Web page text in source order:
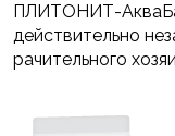
ПЛИТОНИТ-
действительно
рачительного